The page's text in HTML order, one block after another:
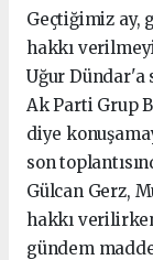
Geçtiğimiz ay,
hakkı
Uğur Dündar'a
Ak Parti Grup
diye
son
Gülcan Gerz,
hakkı
gündem